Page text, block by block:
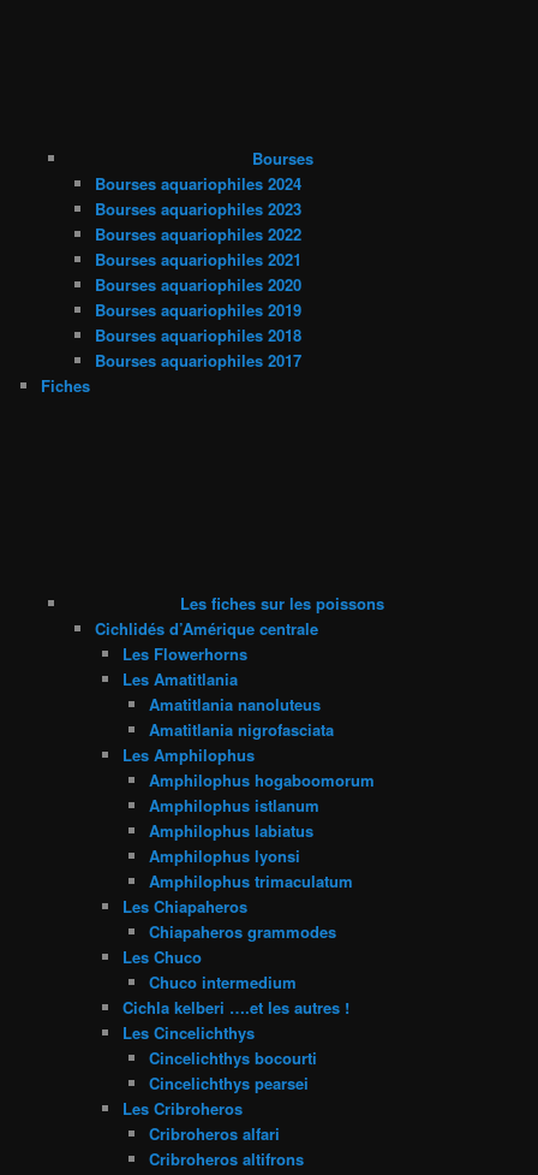
Bourses
Bourses aquariophiles 2024
Bourses aquariophiles 2023
Bourses aquariophiles 2022
Bourses aquariophiles 2021
Bourses aquariophiles 2020
Bourses aquariophiles 2019
Bourses aquariophiles 2018
Bourses aquariophiles 2017
Fiches
Les fiches sur les poissons
Cichlidés d’Amérique centrale
Les Flowerhorns
Les Amatitlania
Amatitlania nanoluteus
Amatitlania nigrofasciata
Les Amphilophus
Amphilophus hogaboomorum
Amphilophus istlanum
Amphilophus labiatus
Amphilophus lyonsi
Amphilophus trimaculatum
Les Chiapaheros
Chiapaheros grammodes
Les Chuco
Chuco intermedium
Cichla kelberi ….et les autres !
Les Cincelichthys
Cincelichthys bocourti
Cincelichthys pearsei
Les Cribroheros
Cribroheros alfari
Cribroheros altifrons